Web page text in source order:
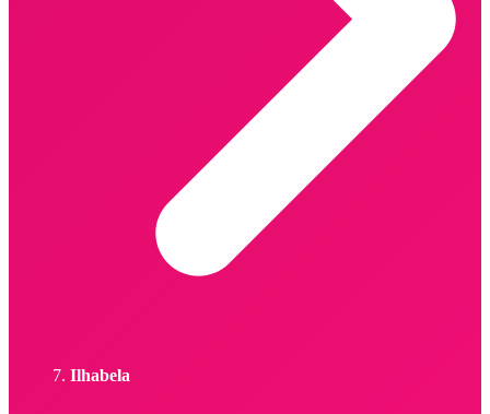
Ilhabela